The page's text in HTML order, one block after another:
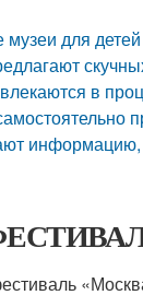
для
в